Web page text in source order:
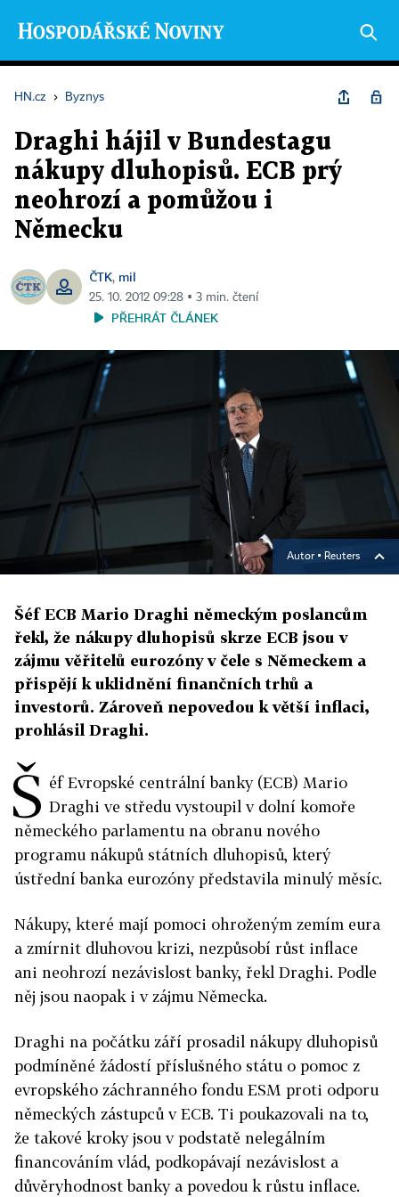
HN.cz › Byznys
Draghi hájil v Bundestagu
nákupy dluhopisů. ECB prý
neohrozí a pomůžou i
Německu
ČTK, mil
25. 10. 2012 09:28 ▪ 3 min. čtení
PŘEHRÁT ČLÁNEK
Autor ▪ Reuters
Šéf ECB Mario Draghi německým poslancům
řekl, že nákupy dluhopisů skrze ECB jsou v
zájmu věřitelů eurozóny v čele s Německem a
přispějí k uklidnění finančních trhů a
investorů. Zároveň nepovedou k větší inflaci,
prohlásil Draghi.
Š éf Evropské centrální banky (ECB) Mario
Draghi ve středu vystoupil v dolní komoře
německého parlamentu na obranu nového
programu nákupů státních dluhopisů, který
ústřední banka eurozóny představila minulý měsíc.
Nákupy, které mají pomoci ohroženým zemím eura
a zmírnit dluhovou krizi, nezpůsobí růst inflace
ani neohrozí nezávislost banky, řekl Draghi. Podle
něj jsou naopak i v zájmu Německa.
Draghi na počátku září prosadil nákupy dluhopisů
podmíněné žádostí příslušného státu o pomoc z
evropského záchranného fondu ESM proti odporu
německých zástupců v ECB. Ti poukazovali na to,
že takové kroky jsou v podstatě nelegálním
financováním vlád, podkopávají nezávislost a
důvěryhodnost banky a povedou k růstu inflace.